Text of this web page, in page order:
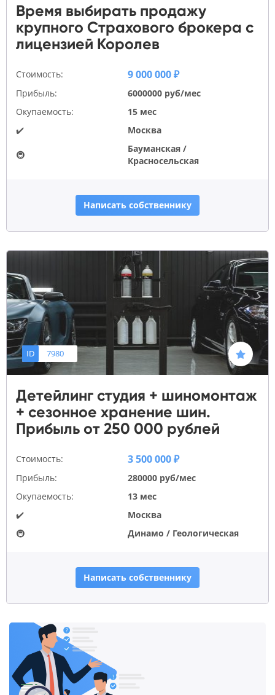
Время выбирать продажу
крупного Страхового брокера с
лицензией Королев
Стоимость: 9 000 000 ₽
Прибыль:
6000000 руб/мес
Окупаемость:
15 мес
✔️
Москва
🚇
Бауманская /
Красносельская
Написать собственнику
ID 7980
Детейлинг студия + шиномонтаж
+ сезонное хранение шин.
Прибыль от 250 000 рублей
Стоимость: 3 500 000 ₽
Прибыль:
280000 руб/мес
Окупаемость:
13 мес
✔️
Москва
🚇
Динамо / Геологическая
Написать собственнику